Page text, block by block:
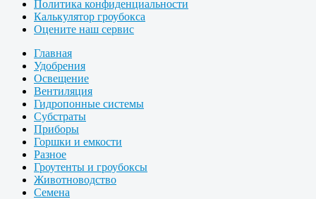
Политика конфиденциальности
Калькулятор гроубокса
Оцените наш сервис
Главная
Удобрения
Освещение
Вентиляция
Гидропонные системы
Субстраты
Приборы
Горшки и емкости
Разное
Гроутенты и гроубоксы
Животноводство
Семена